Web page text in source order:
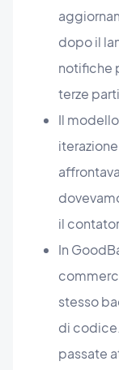
dopo il
notifiche
terze
Il
il
In
stesso
di
passate